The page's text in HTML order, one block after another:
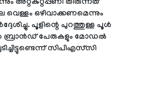
അറ്റകുറ്റപ്പണി തീരുന്നത്
വെള്ളം ഒഴിവാക്കണമെന്നും
പൂളിന്റെ പുറത്തുള്ള പൂള്‍
ബ്രാന്‍ഡ് പേരുകളും മോഡല്‍
സിപിഎസ്‌സി